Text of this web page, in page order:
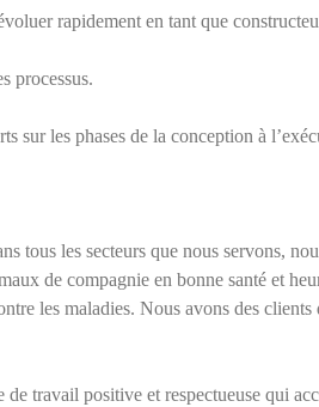
rapidement en tant que
processus.
sur les phases de la conception à
tous les secteurs que nous servons,
de compagnie en bonne santé et
les maladies. Nous avons des clients
travail positive et respectueuse qui